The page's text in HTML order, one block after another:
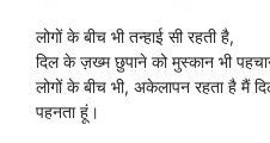
लोगों के बीच भी तन्हाई सी रहती है,
दिल के ज़ख्म छुपाने को मुस्कान भी
लोगों के बीच भी, अकेलापन रहता है मैं
पहनता हूं।